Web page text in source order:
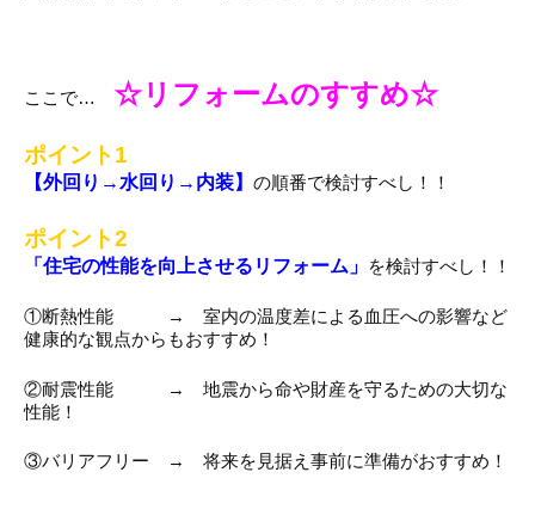
ここで… ☆リフォームのすすめ☆
ポイント1
【外回り→水回り→内装】 の順番で検討すべし！！
ポイント2
「住宅の性能を向上させるリフォーム」 を検討すべし！！
①断熱性能 → 室内の温度差による血圧への影響など
健康的な観点からもおすすめ！
②耐震性能 → 地震から命や財産を守るための大切な
性能！
③バリアフリー → 将来を見据え事前に準備がおすすめ！